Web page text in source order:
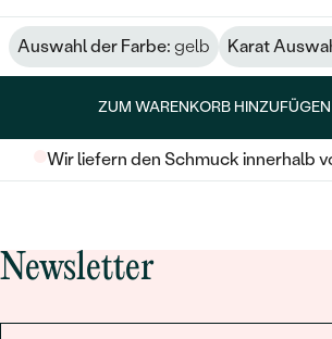
Auswahl der Farbe: gelb Karat
ZUM WARENKORB
Wir liefern den Schmuck innerhalb
Newsletter